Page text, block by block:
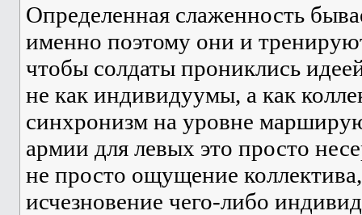
Определенная слаженность
именно поэтому они и
чтобы солдаты прониклись
не как индивидуумы, а как
синхронизм на уровне
армии для левых это просто
не просто ощущение
исчезновение чего-либо